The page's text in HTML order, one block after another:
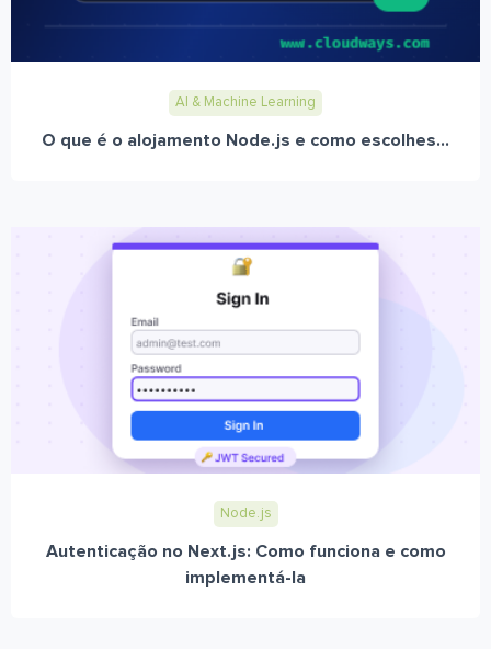
AI & Machine Learning
O que é o alojamento Node.js e como escolhes...
Node.js
Autenticação no Next.js: Como funciona e como
implementá-la